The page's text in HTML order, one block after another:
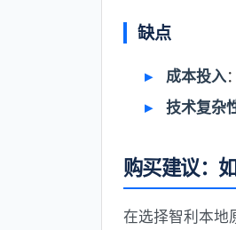
缺点
成本投入
技术复杂
购买建议：
在选择智利本地